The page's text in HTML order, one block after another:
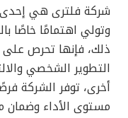
شركة فلترى هي إحدى
وتولي اهتمامًا خاصًا
ذلك، فإنها تحرص
التطوير الشخصي
أخرى، توفر الشركة
مستوى الأداء وضمان